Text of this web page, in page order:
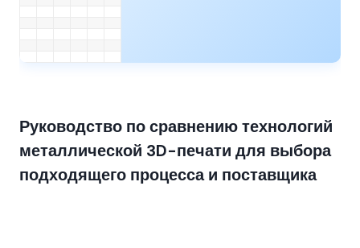
Руководство по сравнению технологий
металлической 3D-печати для выбора
подходящего процесса и поставщика